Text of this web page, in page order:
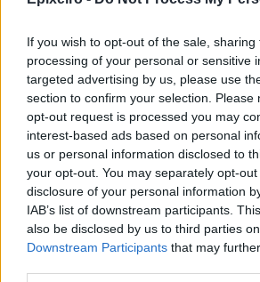
If you wish to opt-out of the sale,
processing of your personal or sensitive
targeted advertising by us, please use
section to confirm your selection. Please
opt-out request is processed you may
interest-based ads based on personal
us or personal information disclosed to
your opt-out. You may separately opt-
disclosure of your personal information
IAB’s list of downstream participants.
also be disclosed by us to third parties
Downstream Participants that may
Σχολιάστε
... σχόλια| Κάνε click για να